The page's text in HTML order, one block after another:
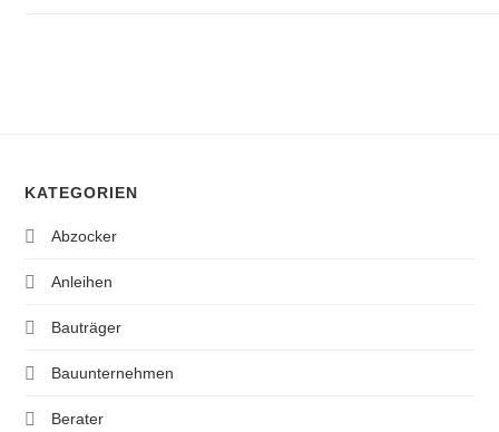
KATEGORIEN
Abzocker
Anleihen
Bauträger
Bauunternehmen
Berater